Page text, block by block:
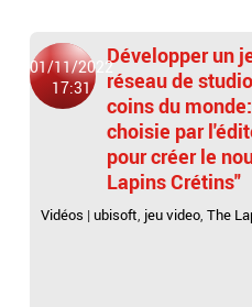
01/11/2022
17:31
Développer un
réseau de
coins du
choisie par
pour créer le
Lapins Crétins"
Vidéos |ubisoft, jeu video,The